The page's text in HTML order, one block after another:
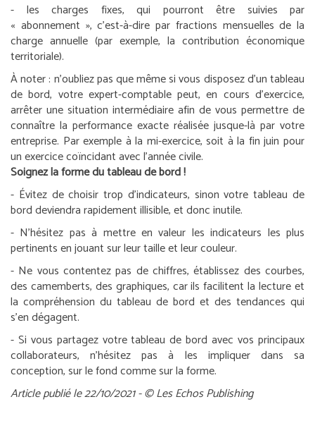
- les charges fixes, qui pourront être suivies par
« abonnement », c’est-à-dire par fractions mensuelles de la
charge annuelle (par exemple, la contribution économique
territoriale).
À noter : n’oubliez pas que même si vous disposez d’un tableau
de bord, votre expert-comptable peut, en cours d’exercice,
arrêter une situation intermédiaire afin de vous permettre de
connaître la performance exacte réalisée jusque-là par votre
entreprise. Par exemple à la mi-exercice, soit à la fin juin pour
un exercice coïncidant avec l’année civile.
Soignez la forme du tableau de bord !
- Évitez de choisir trop d’indicateurs, sinon votre tableau de
bord deviendra rapidement illisible, et donc inutile.
- N’hésitez pas à mettre en valeur les indicateurs les plus
pertinents en jouant sur leur taille et leur couleur.
- Ne vous contentez pas de chiffres, établissez des courbes,
des camemberts, des graphiques, car ils facilitent la lecture et
la compréhension du tableau de bord et des tendances qui
s’en dégagent.
- Si vous partagez votre tableau de bord avec vos principaux
collaborateurs, n’hésitez pas à les impliquer dans sa
conception, sur le fond comme sur la forme.
Article publié le 22/10/2021 - © Les Echos Publishing